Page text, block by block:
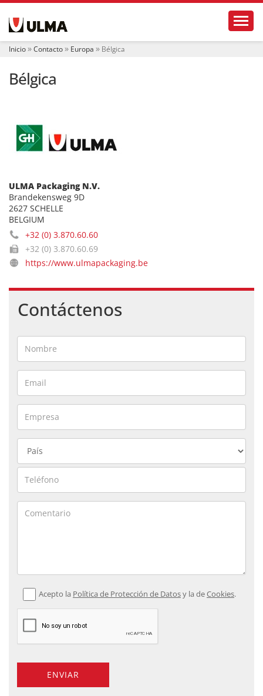
e Inicio Contacto Europa Bélgica
Bélgica
ULMA Packaging N.V.
Brandekensweg 9D
2627 SCHELLE
BELGIUM
+32 (0) 3.870.60.60
+32 (0) 3.870.60.69
https://www.ulmapackaging.be
Contáctenos
Acepto la Política de Protección de Datosy la deCookies.
ENVIAR